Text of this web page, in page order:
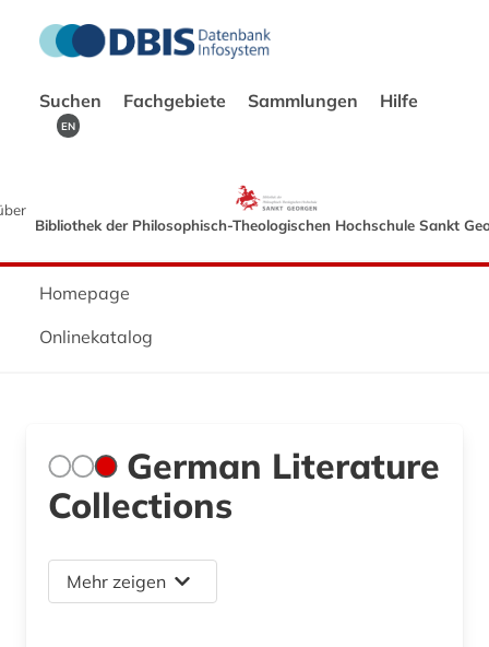
Suchen Fachgebiete Sammlungen Hilfe
EN
Bibliothek der Philosophisch-Theologischen Hochschule Sankt
Homepage
Onlinekatalog
German Literature
Collections
Mehr zeigen